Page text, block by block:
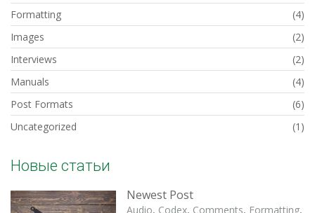
Formatting
(4)
Images
(2)
Interviews
(2)
Manuals
(4)
Post Formats
(6)
Uncategorized
(1)
Новые статьи
Newest Post
Audio, Codex, Comments, Formatting,